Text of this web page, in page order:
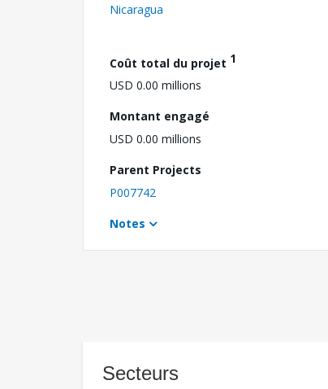
Nicaragua
Coût total du projet 1
USD 0.00 millions
Montant engagé
USD 0.00 millions
Parent Projects
P007742
Notes
Secteurs